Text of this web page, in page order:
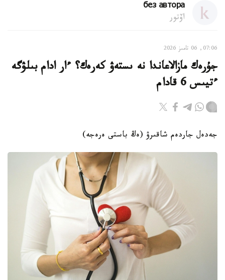
без автора
اۆتور
07:06, 06 تامىز 2026
جۇرەك مازالاعاندا نە ىستەۋ كەرەك؟ ءار ادام بىلۋگە
ءتيىس 6 قادام
جەدەل جاردەم شاقىرۋ (ەڭ باستى ەرەجە)